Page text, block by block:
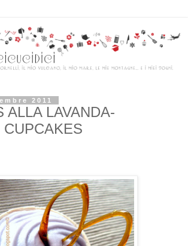
2011
ALLA LAVANDA-
CUPCAKES